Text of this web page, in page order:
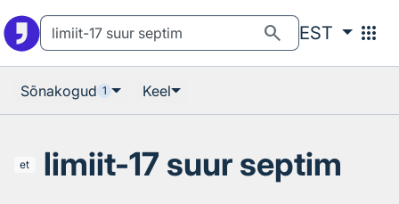
search EST apps
Sõnakogud 1 Keel
et limiit-17 suur septim